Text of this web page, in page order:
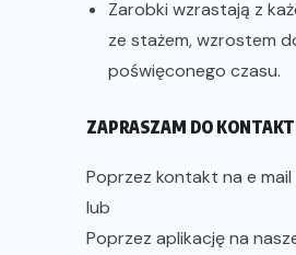
Zarobki wzrastają z
ze stażem, wzrostem
poświęconego czasu.
ZAPRASZAM DO
Poprzez kontakt na e
lub
Poprzez aplikację na